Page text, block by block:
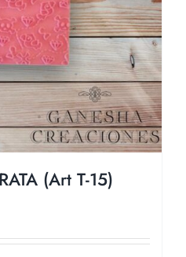
(Art T-15)